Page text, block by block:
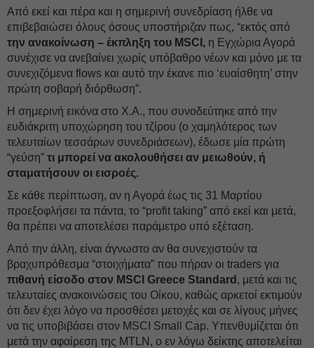
Από εκεί και πέρα και η σημερινή συνεδρίαση ήλθε να
επιβεβαιώσει όλους όσους υποστήριζαν πως, “εκτός από
την ανακοίνωση – έκπληξη του MSCI, η Εγχώρια Αγορά
συνέχισε να ανεβαίνει χωρίς υπόβαθρο νέων και μόνο με τα
συνεχιζόμενα flows και αυτό την έκανε πιο ‘ευαίσθητη’ στην
πρώτη σοβαρή διόρθωση”.
Η σημερινή εικόνα στο Χ.Α., που συνοδεύτηκε από την
ευδιάκριτη υποχώρηση του τζίρου (ο χαμηλότερος των
τελευταίων τεσσάρων συνεδριάσεων), έδωσε μία πρώτη
“γεύση” τι μπορεί να ακολουθήσει αν μειωθούν, ή
σταματήσουν οι εισροές.
Σε κάθε περίπτωση, αν η Αγορά έως τις 31 Μαρτίου
προεξοφλήσει τα πάντα, το “profit taking” από εκεί και μετά,
θα πρέπει να αποτελέσει παράμετρο υπό εξέταση.
Από την άλλη, είναι άγνωστο αν θα συνεχιστούν τα
βραχυπρόθεσμα “στοιχήματα” που πήραν οι traders για
πιθανή είσοδο στον MSCI Greece Standard , μετά και τις
τελευταίες ανακοινώσεις του Οίκου, καθώς αρκετοί εκτιμούν
ότι δεν έχει λόγο να προσθέσει μετοχές και σε λίγους μήνες
να τις υποβιβάσει στον MSCI Small Cap. Υπενθυμίζεται ότι
μετά την αφαίρεση της MTLN, ο εν λόγω δείκτης αποτελείται